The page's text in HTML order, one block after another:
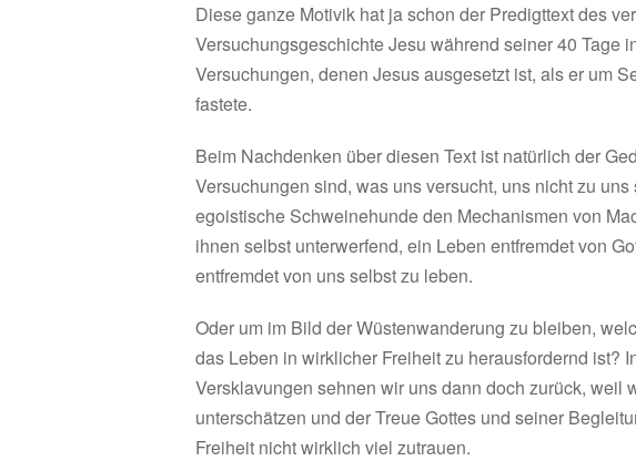
Diese ganze Motivik hat ja schon der Predigttext des
Versuchungsgeschichte Jesu während seiner 40 Tage
Versuchungen, denen Jesus ausgesetzt ist, als er um
fastete.
Beim Nachdenken über diesen Text ist natürlich der
Versuchungen sind, was uns versucht, uns nicht zu
egoistische Schweinehunde den Mechanismen von
ihnen selbst unterwerfend, ein Leben entfremdet von
entfremdet von uns selbst zu leben.
Oder um im Bild der Wüstenwanderung zu bleiben,
das Leben in wirklicher Freiheit zu herausfordernd ist?
Versklavungen sehnen wir uns dann doch zurück, weil
unterschätzen und der Treue Gottes und seiner
Freiheit nicht wirklich viel zutrauen.